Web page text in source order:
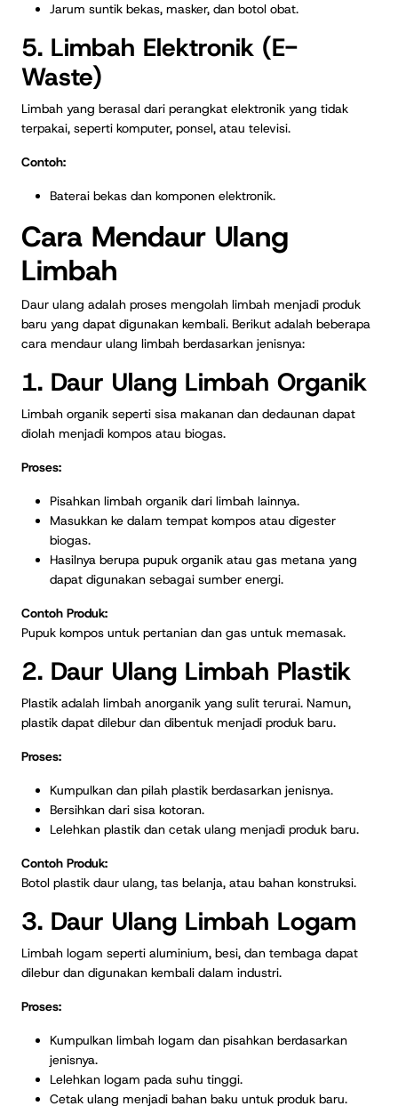
Jarum suntik bekas, masker, dan botol obat.
5. Limbah Elektronik (E-
Waste)
Limbah yang berasal dari perangkat elektronik yang tidak
terpakai, seperti komputer, ponsel, atau televisi.
Contoh:
Baterai bekas dan komponen elektronik.
Cara Mendaur Ulang
Limbah
Daur ulang adalah proses mengolah limbah menjadi produk
baru yang dapat digunakan kembali. Berikut adalah beberapa
cara mendaur ulang limbah berdasarkan jenisnya:
1. Daur Ulang Limbah Organik
Limbah organik seperti sisa makanan dan dedaunan dapat
diolah menjadi kompos atau biogas.
Proses:
Pisahkan limbah organik dari limbah lainnya.
Masukkan ke dalam tempat kompos atau digester
biogas.
Hasilnya berupa pupuk organik atau gas metana yang
dapat digunakan sebagai sumber energi.
Contoh Produk:
Pupuk kompos untuk pertanian dan gas untuk memasak.
2. Daur Ulang Limbah Plastik
Plastik adalah limbah anorganik yang sulit terurai. Namun,
plastik dapat dilebur dan dibentuk menjadi produk baru.
Proses:
Kumpulkan dan pilah plastik berdasarkan jenisnya.
Bersihkan dari sisa kotoran.
Lelehkan plastik dan cetak ulang menjadi produk baru.
Contoh Produk:
Botol plastik daur ulang, tas belanja, atau bahan konstruksi.
3. Daur Ulang Limbah Logam
Limbah logam seperti aluminium, besi, dan tembaga dapat
dilebur dan digunakan kembali dalam industri.
Proses:
Kumpulkan limbah logam dan pisahkan berdasarkan
jenisnya.
Lelehkan logam pada suhu tinggi.
Cetak ulang menjadi bahan baku untuk produk baru.